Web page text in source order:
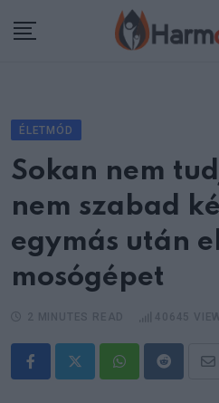
ÉLETMÓD
Sokan nem
nem szabad
egymás után
mosógépet
WhatsappReddit